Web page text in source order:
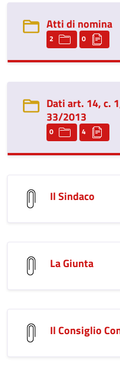
Atti di nomina
2 0
Dati art. 14, c.
33/2013
0 4
Il Sindaco
La Giunta
Il Consiglio